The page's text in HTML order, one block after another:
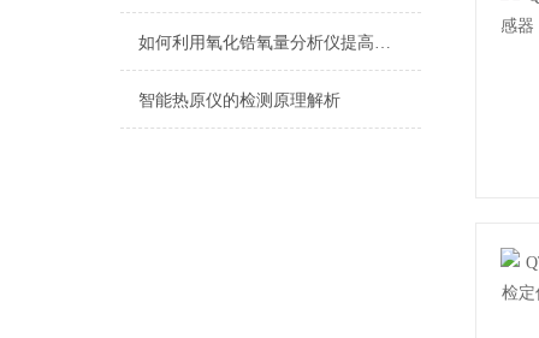
如何利用氧化锆氧量分析仪提高工业效率？
智能热原仪的检测原理解析